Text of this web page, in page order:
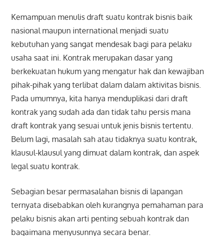
Kemampuan menulis draft suatu kontrak bisnis baik
nasional maupun international menjadi suatu
kebutuhan yang sangat mendesak bagi para pelaku
usaha saat ini. Kontrak merupakan dasar yang
berkekuatan hukum yang mengatur hak dan kewajiban
pihak-pihak yang terlibat dalam dalam aktivitas bisnis.
Pada umumnya, kita hanya menduplikasi dari draft
kontrak yang sudah ada dan tidak tahu persis mana
draft kontrak yang sesuai untuk jenis bisnis tertentu.
Belum lagi, masalah sah atau tidaknya suatu kontrak,
klausul-klausul yang dimuat dalam kontrak, dan aspek
legal suatu kontrak.
Sebagian besar permasalahan bisnis di lapangan
ternyata disebabkan oleh kurangnya pemahaman para
pelaku bisnis akan arti penting sebuah kontrak dan
bagaimana menyusunnya secara benar.